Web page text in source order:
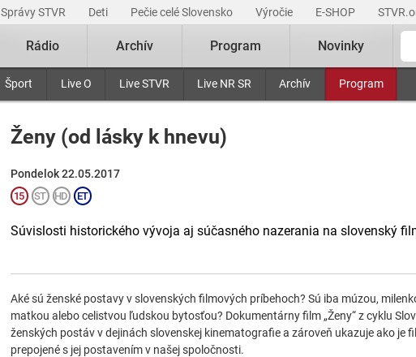
Správy STVR Deti Pečie celé Slovensko Výročie E-SHOP
Šport Live O Live STVR Live NR SR Archív Program
Rádio Archív Program Novinky
Ženy (od lásky k hnevu)
Pondelok 22.05.2017
Súvislosti historického vývoja aj súčasného nazerania na slovenský
Aké sú ženské postavy v slovenských filmových príbehoch? Sú iba múzou,
matkou alebo celistvou ľudskou bytosťou? Dokumentárny film „Ženy“ z cyklu
ženských postáv v dejinách slovenskej kinematografie a zároveň ukazuje ako je
prepojené s jej postavením v našej spoločnosti.